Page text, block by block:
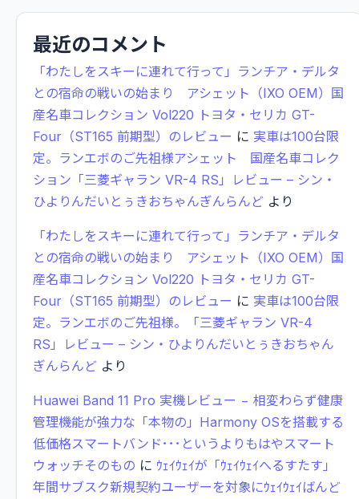
最近のコメント
「わたしをスキーに連れて行って」ランチア・デルタ
との宿命の戦いの始まり アシェット（IXO OEM）国
産名車コレクション Vol220 トヨタ・セリカ GT-
Four（ST165 前期型）のレビュー に 実車は100台限
定。ランエボのご先祖様アシェット 国産名車コレク
ション「三菱ギャラン VR-4 RS」レビュー – シン・
ひよりんだいとぅきおちゃんぎんらんど より
「わたしをスキーに連れて行って」ランチア・デルタ
との宿命の戦いの始まり アシェット（IXO OEM）国
産名車コレクション Vol220 トヨタ・セリカ GT-
Four（ST165 前期型）のレビュー に 実車は100台限
定。ランエボのご先祖様。「三菱ギャラン VR-4
RS」レビュー – シン・ひよりんだいとぅきおちゃん
ぎんらんど より
Huawei Band 11 Pro 実機レビュー − 相変わらず健康
管理機能が強力な「本物の」Harmony OSを搭載する
低価格スマートバンド･･･というよりもはやスマート
ウォッチそのもの に ｳｪｲｳｪｲが「ｳｪｲｳｪｲへるすたす」
年間サブスク新規契約ユーザーを対象にｳｪｲｳｪｲばんど